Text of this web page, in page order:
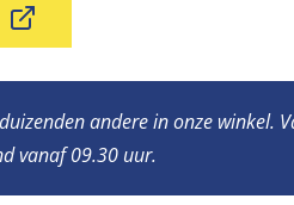
andere in onze winkel.
vanaf 09.30 uur.